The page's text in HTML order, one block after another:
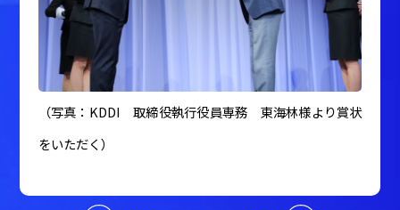
（写真：KDDI 取締役執行役員専務 東海林様より賞状
をいただく）